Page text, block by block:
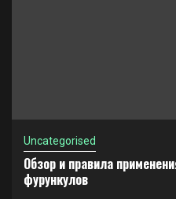
Uncategorised
Обзор и правила
фурункулов